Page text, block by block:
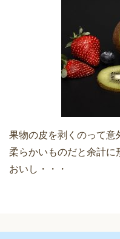
果物の皮を剥くのって意
柔らかいものだと余計に
おいし・・・